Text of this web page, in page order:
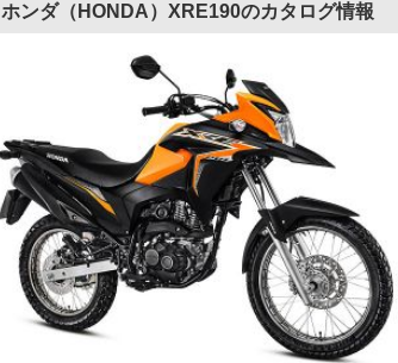
ホンダ（HONDA）XRE190のカタログ情報